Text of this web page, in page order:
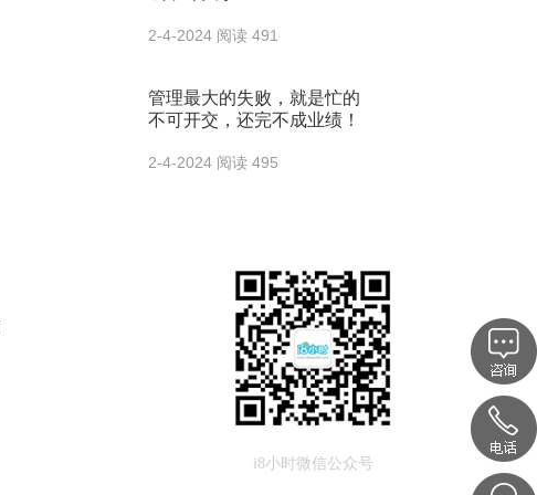
2-4-2024 阅读 491
管理最大的失败，就是忙的
不可开交，还完不成业绩！
2-4-2024 阅读 495
i8小时微信公众号